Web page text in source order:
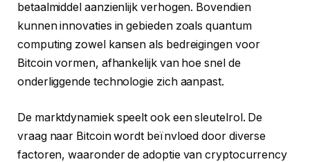
betaalmiddel aanzienlijk verhogen. Bovendien
kunnen innovaties in gebieden zoals quantum
computing zowel kansen als bedreigingen voor
Bitcoin vormen, afhankelijk van hoe snel de
onderliggende technologie zich aanpast.
De marktdynamiek speelt ook een sleutelrol. De
vraag naar Bitcoin wordt beïnvloed door diverse
factoren, waaronder de adoptie van cryptocurrency